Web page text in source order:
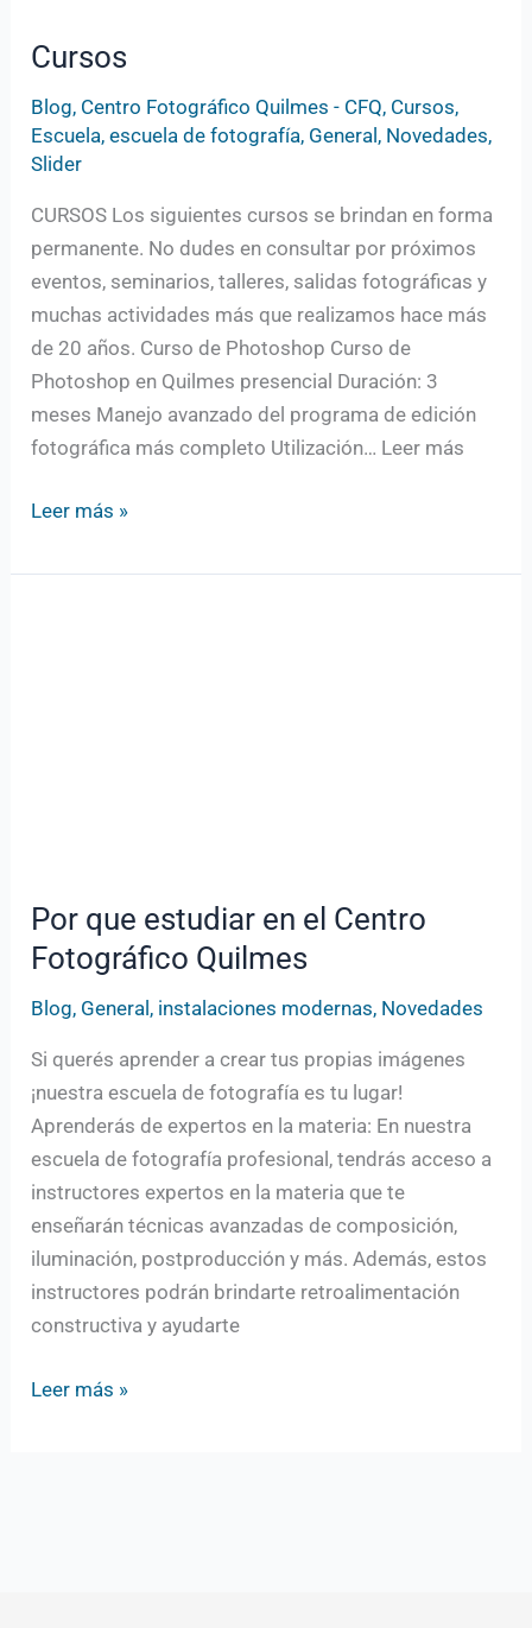
Cursos
Blog, Centro Fotográfico Quilmes - CFQ, Cursos,
Escuela,escuela de fotografía, General, Novedades,
Slider
CURSOS Los siguientes cursos se brindan en forma
permanente. No dudes en consultar por próximos
eventos, seminarios, talleres, salidas fotográficas y
muchas actividades más que realizamos hace más
de 20 años. Curso de Photoshop Curso de
Photoshop en Quilmes presencial Duración: 3
meses Manejo avanzado del programa de edición
fotográfica más completo Utilización… Leer más
Leer más »
Por que estudiar en el Centro
Fotográfico Quilmes
Blog, General , instalaciones modernas, Novedades
Si querés aprender a crear tus propias imágenes
¡nuestra escuela de fotografía es tu lugar!
Aprenderás de expertos en la materia: En nuestra
escuela de fotografía profesional, tendrás acceso a
instructores expertos en la materia que te
enseñarán técnicas avanzadas de composición,
iluminación, postproducción y más. Además, estos
instructores podrán brindarte retroalimentación
constructiva y ayudarte
Leer más »